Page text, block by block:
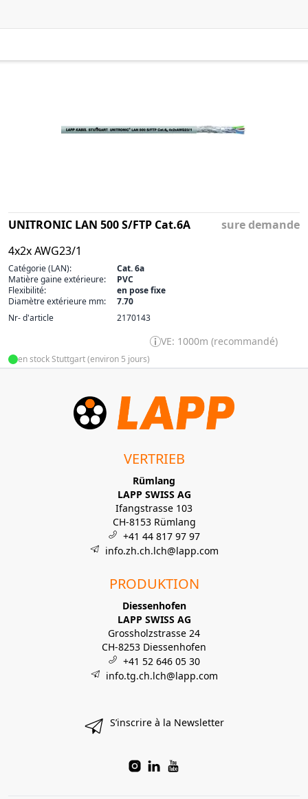
UNITRONIC LAN 500 S/FTP Cat.6A
4x2x AWG23/1
sure demande
Catégorie (LAN):
Cat. 6a
Matière gaine extérieure:
PVC
Flexibilité:
en pose fixe
Diamètre extérieure mm:
7.70
Nr- d'article
2170143
VE: 1000m (recommandé)
en stock Stuttgart (environ 5 jours)
VERTRIEB
Rümlang
LAPP SWISS AG
Ifangstrasse 103
CH-8153 Rümlang
+41 44 817 97 97
info.zh.ch.lch@lapp.com
PRODUKTION
Diessenhofen
LAPP SWISS AG
Grossholzstrasse 24
CH-8253 Diessenhofen
+41 52 646 05 30
info.tg.ch.lch@lapp.com
S’inscrire à la Newsletter